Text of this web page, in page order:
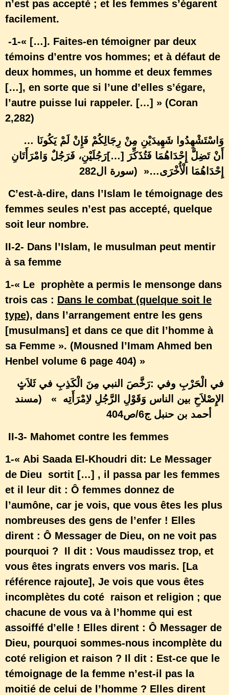
n’est pas accepté ; et les femmes s’égarent
facilement.
-1-« […]. Faites-en témoigner par deux
témoins d’entre vos hommes; et à défaut de
deux hommes, un homme et deux femmes
[…], en sorte que si l’une d’elles s’égare,
l’autre puisse lui rappeler. […] » (Coran
2,282)
… وَاسْتَشْهِدُوا شَهِيدَيْنِ مِنْ رِجَالِكُمْ فَإِنْ لَمْ يَكُونَا
رَجُلَيْنِ، فَرَجُلٌ وَامْرَأَتَانِ[…] أَنْ تَضِلَّ إِحْدَاهُمَا فَتُذَكِّرَ
إِحْدَاهُمَا الْأُخْرَى…« (سورة ال282
C’est-à-dire, dans l’Islam le témoignage des
femmes seules n’est pas accepté, quelque
soit leur nombre.
II-2- Dans l’Islam, le musulman peut mentir
à sa femme
1-« Le prophète a permis le mensonge dans
trois cas : Dans le combat (quelque soit le
type), dans l’arrangement entre les gens
[musulmans] et dans ce que dit l’homme à
sa Femme ». (Mousned l’Imam Ahmed ben
Henbel volume 6 page 404) »
رَخَّصَ النبي مِنَ الْكَذِبِ في ثَلاَثٍ: في الْحَرْبِ وفي
الإِصْلاَحِ بين الناس وَقَوْلِ الرَّجُلِ لاِمْرَأَتِه » (مسند
II-3- Mahomet contre les femmes
1-« Abi Saada El-Khoudri dit: Le Messager
de Dieu sortit […] , il passa par les femmes
et il leur dit : Ô femmes donnez de
l’aumône, car je vois, que vous êtes les plus
nombreuses des gens de l’enfer ! Elles
dirent : Ô Messager de Dieu, on ne voit pas
pourquoi ? Il dit : Vous maudissez trop, et
vous êtes ingrats envers vos maris. [La
référence rajoute], Je vois que vous êtes
incomplètes du coté raison et religion ; que
chacune de vous va à l’homme qui est
assoiffé d’elle ! Elles dirent : Ô Messager de
Dieu, pourquoi sommes-nous incomplète du
coté religion et raison ? Il dit : Est-ce que le
témoignage de la femme n’est-il pas la
moitié de celui de l’homme ? Elles dirent